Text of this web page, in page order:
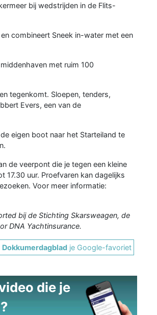
bij wedstrijden in de Flits-
combineert Sneek in-water met een
met ruim 100
tegenkomt. Sloepen, tenders,
Evers, een van de
eigen boot naar het Starteiland te
de veerpont die je tegen een kleine
17.30 uur. Proefvaren kan dagelijks
Voor meer informatie:
bij de Stichting Skarsweagen, de
DNA Yachtinsurance.
Dokkumerdagblad je Google-favoriet
die je